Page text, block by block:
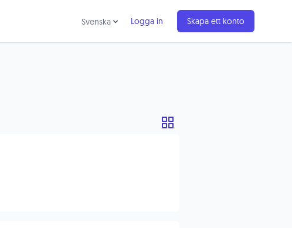
Svenska Logga in Skapa ett konto